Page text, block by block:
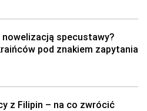
nowelizacją specustawy?
pod znakiem zapytania
z Filipin – na co zwrócić